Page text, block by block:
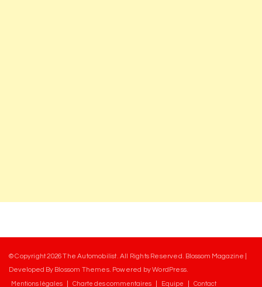
© Copyright 2026The Automobilist. All Rights Reserved. Blossom Magazine |
Developed By Blossom Themes. Powered byWordPress
Mentions légales Charte des commentaires Equipe Contact